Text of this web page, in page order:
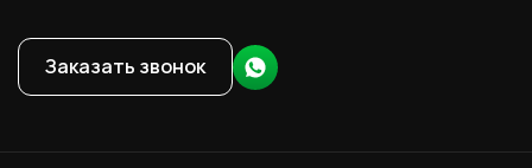
Заказать звонок